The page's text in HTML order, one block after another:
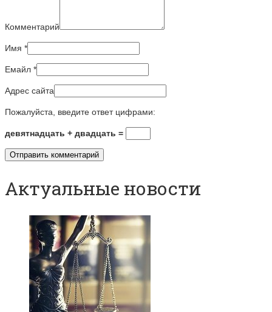
Комментарий
Имя *
Емайл *
Адрес сайта
Пожалуйста, введите ответ цифрами:
девятнадцать + двадцать =
Актуальные новости